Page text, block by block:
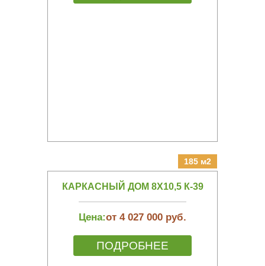
185 м2
КАРКАСНЫЙ ДОМ 8Х10,5 К-39
Цена:от 4 027 000 руб.
ПОДРОБНЕЕ